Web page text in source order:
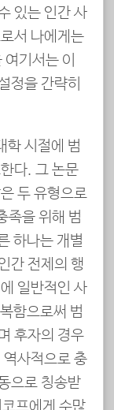
있는 인간 사
서 나에게는
기서는 이
정을 간략히
학 시절에 범
다. 그 논문
두 유형으로
족을 위해 범
하나는 개별
간 전제의 행
일반적인 사
함으로써 범
후자의 경우
사적으로 충
으로 칭송받
프에게 수많